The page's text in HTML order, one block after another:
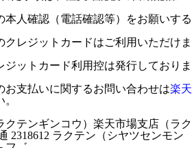
人確認（電話確認等）をお願いする
レジットカードはご利用いただけま
ットカード利用控は発行しておりま
支払いに関するお問い合わせは楽天
クテンギンコウ）楽天市場支店（ラク
2318612 ラクテン（シヤツセンモン